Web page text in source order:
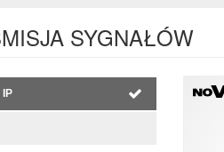
SYGNAŁÓW
IP